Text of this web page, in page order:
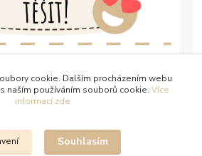
cookie. Dalším procházením webu
naším používáním souborů cookie. Více
informací zde
Souhlasím